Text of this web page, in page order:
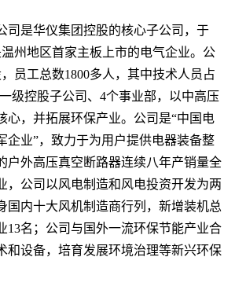
司是华仪集团控股的核心子公司，于
州地区首家主板上市的电气企业。公
员工总数1800多人，其中技术人员占
级控股子公司、4个事业部，以中高压
心，并拓展环保产业。公司是“中国电
企业”，致力于为用户提供电器装备整
户外高压真空断路器连续八年产销量全
，公司以风电制造和风电投资开发为两
国内十大风机制造商行列，新增装机总
13名；公司与国外一流环保节能产业合
和设备，培育发展环境治理等新兴环保